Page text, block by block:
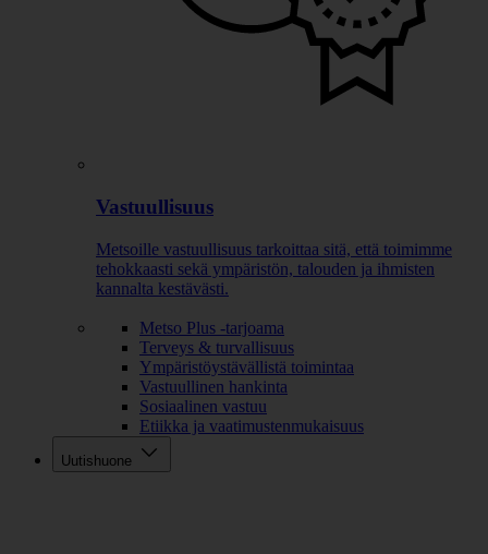
Vastuullisuus
Metsoille vastuullisuus tarkoittaa sitä, että toimimme
tehokkaasti sekä ympäristön, talouden ja ihmisten
kannalta kestävästi.
Metso Plus -tarjoama
Terveys & turvallisuus
Ympäristöystävällistä toimintaa
Vastuullinen hankinta
Sosiaalinen vastuu
Etiikka ja vaatimustenmukaisuus
Uutishuone